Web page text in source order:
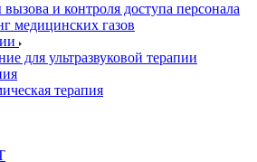
и контроля доступа персонала
медицинских газов
для ультразвуковой терапии
терапия